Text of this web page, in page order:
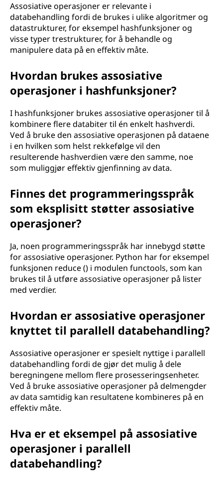
Assosiative operasjoner er relevante i
databehandling fordi de brukes i ulike algoritmer og
datastrukturer, for eksempel hashfunksjoner og
visse typer trestrukturer, for å behandle og
manipulere data på en effektiv måte.
Hvordan brukes assosiative
operasjoner i hashfunksjoner?
I hashfunksjoner brukes assosiative operasjoner til å
kombinere flere databiter til én enkelt hashverdi.
Ved å bruke den assosiative operasjonen på dataene
i en hvilken som helst rekkefølge vil den
resulterende hashverdien være den samme, noe
som muliggjør effektiv gjenfinning av data.
Finnes det programmeringsspråk
som eksplisitt støtter assosiative
operasjoner?
Ja, noen programmeringsspråk har innebygd støtte
for assosiative operasjoner. Python har for eksempel
funksjonen reduce () i modulen functools, som kan
brukes til å utføre assosiative operasjoner på lister
med verdier.
Hvordan er assosiative operasjoner
knyttet til parallell databehandling?
Assosiative operasjoner er spesielt nyttige i parallell
databehandling fordi de gjør det mulig å dele
beregningene mellom flere prosesseringsenheter.
Ved å bruke assosiative operasjoner på delmengder
av data samtidig kan resultatene kombineres på en
effektiv måte.
Hva er et eksempel på assosiative
operasjoner i parallell
databehandling?